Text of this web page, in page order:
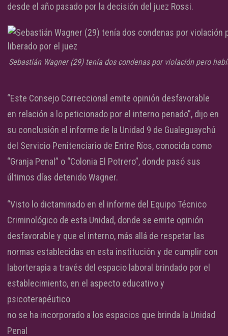
desde el año pasado por la decisión del juez Rossi.
Sebastián Wagner (29) tenía dos condenas por violación pero
“Este Consejo Correccional emite opinión desfavorable
en relación a lo peticionado por el interno penado”, dijo en
su conclusión el informe de la Unidad 9 de Gualeguaychú
del Servicio Penitenciario de Entre Ríos, conocida como
“Granja Penal” o “Colonia El Potrero”, donde pasó sus
últimos días detenido Wagner.
“Visto lo dictaminado en el informe del Equipo Técnico
Criminológico de esta Unidad, donde se emite opinión
desfavorable y que el interno, más allá de respetar las
normas establecidas en esta institución y de cumplir con
laborterapia a través del espacio laboral brindado por el
establecimiento, en el aspecto educativo y
psicoterapéutico
no se ha incorporado a los espacios que brinda la Unidad
Penal